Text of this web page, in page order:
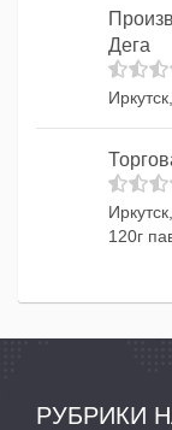
Дега
120г
РУБРИКИ